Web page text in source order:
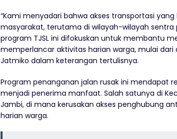
“Kami menyadari bahwa akses transportasi
masyarakat, terutama di wilayah-wilayah sentra
program TJSL ini difokuskan untuk membantu
memperlancar aktivitas harian warga, mulai dari
Jatmiko dalam keterangan tertulisnya.
Program penanganan jalan rusak ini mendapat
menjadi penerima manfaat. Salah satunya di
Jambi, di mana kerusakan akses penghubung
harian warga.